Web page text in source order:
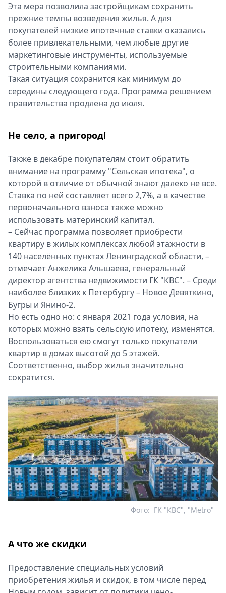
Эта мера позволила застройщикам сохранить
прежние темпы возведения жилья. А для
покупателей низкие ипотечные ставки оказались
более привлекательными, чем любые другие
маркетинговые инструменты, используемые
строительными компаниями.
Такая ситуация сохранится как минимум до
середины следующего года. Программа решением
правительства продлена до июля.
Не село, а пригород!
Также в декабре покупателям стоит обратить
внимание на программу "Сельская ипотека", о
которой в отличие от обычной знают далеко не все.
Ставка по ней составляет всего 2,7%, а в качестве
первоначального взноса также можно
использовать материнский капитал.
– Сейчас программа позволяет приобрести
квартиру в жилых комплексах любой этажности в
140 населённых пунктах Ленинградской области, –
отмечает Анжелика Альшаева, генеральный
директор агентства недвижимости ГК "КВС". – Среди
наиболее близких к Петербургу – Новое Девяткино,
Бугры и Янино-2.
Но есть одно но: с января 2021 года условия, на
которых можно взять сельскую ипотеку, изменятся.
Воспользоваться ею смогут только покупатели
квартир в домах высотой до 5 этажей.
Соответственно, выбор жилья значительно
сократится.
ГК "КВС", "Metro"
Фото:
А что же скидки
Предоставление специальных условий
приобретения жилья и скидок, в том числе перед